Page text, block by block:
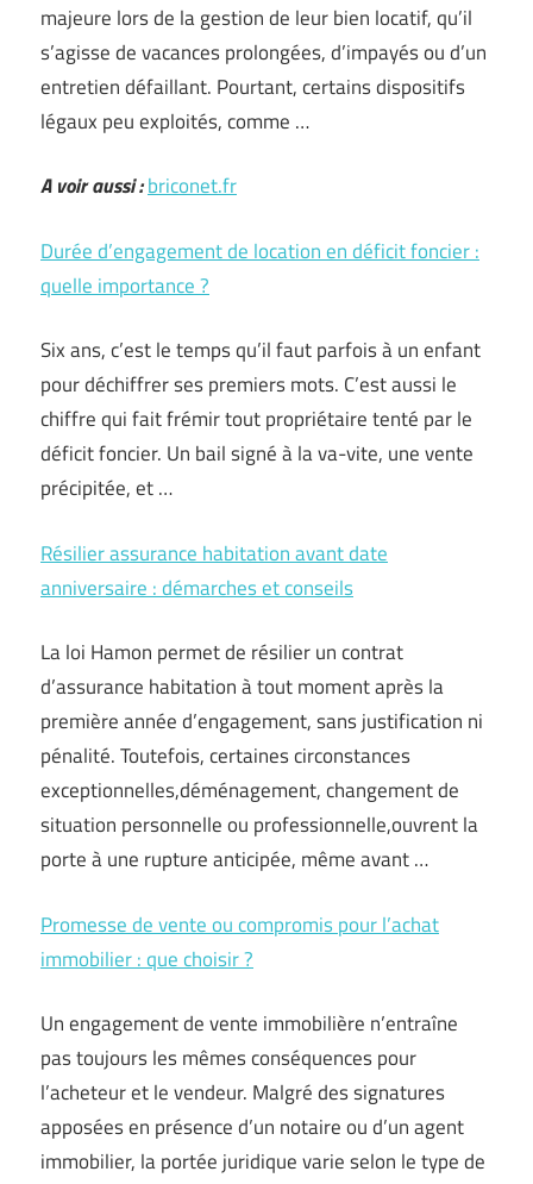
majeure lors de la gestion de leur bien locatif, qu’il
s’agisse de vacances prolongées, d’impayés ou d’un
entretien défaillant. Pourtant, certains dispositifs
légaux peu exploités, comme …
A voir aussi :briconet.fr
Durée d’engagement de location en déficit foncier :
quelle importance ?
Six ans, c’est le temps qu’il faut parfois à un enfant
pour déchiffrer ses premiers mots. C’est aussi le
chiffre qui fait frémir tout propriétaire tenté par le
déficit foncier. Un bail signé à la va-vite, une vente
précipitée, et …
Résilier assurance habitation avant date
anniversaire : démarches et conseils
La loi Hamon permet de résilier un contrat
d’assurance habitation à tout moment après la
première année d’engagement, sans justification ni
pénalité. Toutefois, certaines circonstances
exceptionnelles,déménagement, changement de
situation personnelle ou professionnelle,ouvrent la
porte à une rupture anticipée, même avant …
Promesse de vente ou compromis pour l’achat
immobilier : que choisir ?
Un engagement de vente immobilière n’entraîne
pas toujours les mêmes conséquences pour
l’acheteur et le vendeur. Malgré des signatures
apposées en présence d’un notaire ou d’un agent
immobilier, la portée juridique varie selon le type de